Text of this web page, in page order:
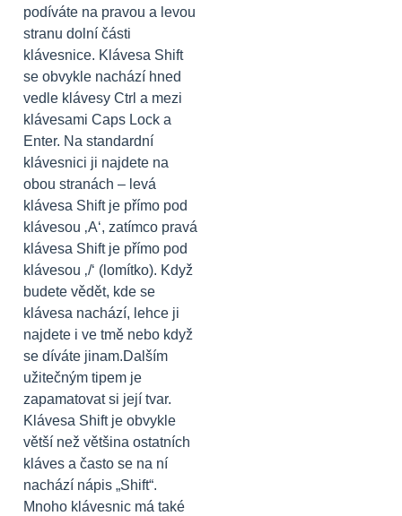
podíváte na pravou a levou
stranu dolní části
klávesnice. Klávesa Shift
se obvykle nachází hned
vedle klávesy Ctrl a mezi
klávesami Caps Lock a
Enter. Na standardní
klávesnici ji najdete na
obou stranách – levá
klávesa Shift je přímo pod
klávesou ‚A‘, zatímco pravá
klávesa Shift je přímo pod
klávesou ‚/‘ (lomítko). Když
budete vědět, kde se
klávesa nachází, lehce ji
najdete i ve tmě nebo když
se díváte jinam.Dalším
užitečným tipem je
zapamatovat si její tvar.
Klávesa Shift je obvykle
větší než většina ostatních
kláves a často se na ní
nachází nápis „Shift“.
Mnoho klávesnic má také